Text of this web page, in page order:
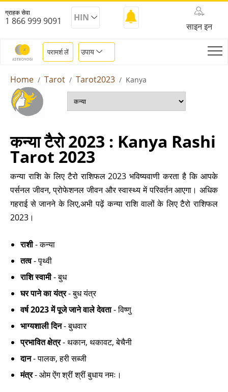
ग्राहक सेवा
1 866 999 9091
HIN
साइन इन
परामर्श लें उपाय
Home Tarot Tarot2023 Kanya
कन्या टैरो 2023 : Kanya Rashi
Tarot 2023
कन्या राशि के लिए टैरो राशिफल 2023 भविष्यवाणी करता है कि आपके
पर्सनल जीवन, प्रोफेशनल जीवन और स्वास्थ्य में परिवर्तन आएगा। अधिक
गहराई से जानने के लिए,अभी पढ़ें कन्या राशि वालों के लिए टैरो राशिफल
2023।
राशी- कन्या
तत्व- पृथ्वी
राशि स्वामी- बुध
घर पाने का यंत्र- बुध यंत्र
वर्ष 2023 में पूजे जाने वाले देवता- विष्णु
भाग्यशाली दिन- बुधवार
प्रभावित क्षेत्र- थकान, थकावट, बेचैनी
दान- पालक, हरी सब्जी
मंत्र- ओम ऐंग श्रीं श्रीं बुधाय नमः।